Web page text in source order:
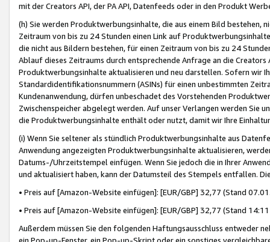
mit der Creators API, der PA API, Datenfeeds oder in den Produkt
(h) Sie werden Produktwerbungsinhalte, die aus einem Bild bestehen,
Zeitraum von bis zu 24 Stunden einen Link auf
die nicht aus Bildern bestehen, für einen Zeitraum von bis zu 24
Ablauf dieses Zeitraums durch entsprechende Anfrage an die
Produktwerbungsinhalte aktualisieren und neu darstellen. Sofern wir
Standardidentifikationsnummern (ASINs) für einen unbestimmten
Kundenanwendung, dürfen unbeschadet des Vorstehenden
Zwischenspeicher abgelegt werden. Auf unser Verlangen werden Sie
die Produktwerbungsinhalte enthält oder nutzt, damit wir Ihre
(i) Wenn Sie seltener als stündlich Produktwerbungsinhalte aus
Anwendung angezeigten Produktwerbungsinhalte aktualisieren,
Datums-/Uhrzeitstempel einfügen. Wenn Sie jedoch die in Ihrer
und aktualisiert haben, kann der Datumsteil des Stempels entfallen.
• Preis auf [Amazon-Website einfügen]: [EUR/GBP] 32,77 (Stand
• Preis auf [Amazon-Website einfügen]: [EUR/GBP] 32,77 (Stand
Außerdem müssen Sie den folgenden Haftungsausschluss entweder
ein Pop-up-Fenster, ein Pop-up-Skript oder ein sonstiges